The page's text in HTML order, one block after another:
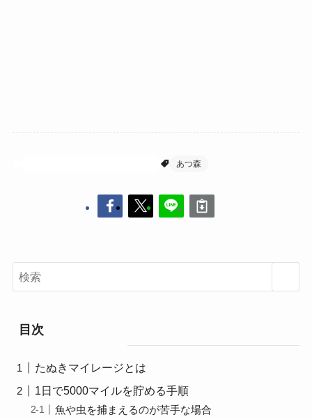
あつ森
目次
たぬきマイレージとは
1日で5000マイルを貯める手順
魚や虫を捕まえるのが苦手な場合